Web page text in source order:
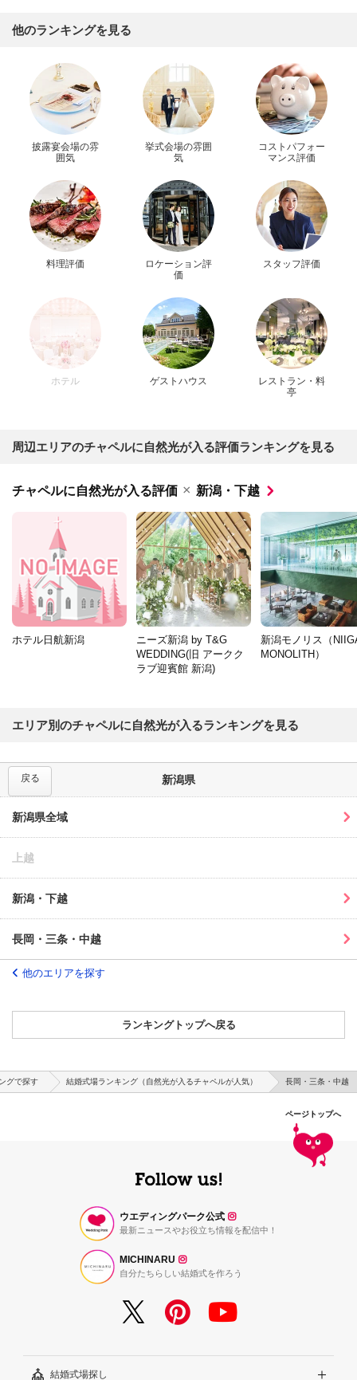
他のランキングを見る
披露宴会場の雰
囲気
挙式会場の雰囲
気
コストパフォー
マンス評価
料理評価
ロケーション評
価
スタッフ評価
ホテル ゲストハウス
レストラン・料
亭
周辺エリアのチャペルに自然光が入る評価ランキングを見る
チャペルに自然光が入る評価 × 新潟・下越
ホテル日航新潟
ニーズ新潟 by T&G
WEDDING(旧 アークク
ラブ迎賓館 新潟)
新潟モノリス（
MONOLITH）
エリア別のチャペルに自然光が入るランキングを見る
新潟県
戻る
新潟県全域
上越
新潟・下越
長岡・三条・中越
他のエリアを探す
ランキングトップへ戻る
グで探す 結婚式場ランキング（自然光が入るチャペルが人気） 長岡・三条・中越
ページトップへ
ウエディングパーク公式
最新ニュースやお役立ち情報を配信中！
MICHINARU
自分たちらしい結婚式を作ろう
結婚式場探し